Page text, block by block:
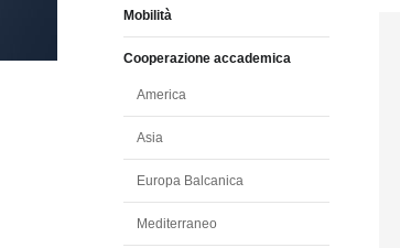
Mobilità
Cooperazione accademica
America
Asia
Europa Balcanica
Mediterraneo